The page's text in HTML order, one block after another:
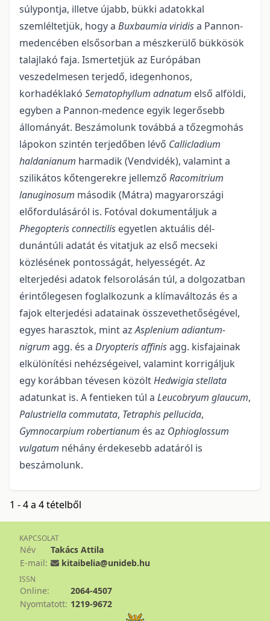
súlypontja, illetve újabb, bükki adatokkal
szemléltetjük, hogy a Buxbau­mia viridisa Pannon-
medencében elsősorban a mészkerülő bükkösök
talajlakó faja. Ismertetjük az Európá­ban
veszedelmesen terjedő, idegenhonos,
korhadéklakó Sematophyllum adnatum első alföldi,
egyben a Pannon-medence egyik legerősebb
állományát. Beszámolunk továbbá a tőzegmohás
lápokon szintén terjedőben lévő Callicladium
haldanianum harmadik (Vendvidék), valamint a
szilikátos kőten­gerekre jellemző Racomitrium
lanuginosum második (Mátra) magyarországi
előfordulásáról is. Fotóval doku­mentáljuk a
Phegopteris connectilis egyetlen aktuális dél-
dunántúli adatát és vitatjuk az első me­cseki
közlésének pontosságát, helyességét. Az
elterjedési adatok felsorolásán túl, a dolgozatban
érintő­lege­sen foglalko­zunk a klímaváltozás és a
fajok elterjedési adatainak összevethetőségével,
egyes ha­rasztok, mint azAsplenium adiantum-
nigrum agg. és a Dryopteris affinisagg. kisfajainak
elkülönítési nehézségei­vel, valamint korrigáljuk
egy korábban tévesen közöltHedwigia stellata
adatunkat is. A fentieken túl a Leu­cobryum glaucum,
Palustriella commutata, Tetraphis pellucida,
Gymnocarpium rober­tianum és az Ophioglossum
vulgatum néhány érdekesebb adatáról is
beszámolunk.
1 - 4 a 4 tételből
KAPCSOLAT
Név
Takács Attila
E-mail:
kitaibelia@unideb.hu
ISSN
Online:
2064-4507
Nyomtatott: 1219-9672